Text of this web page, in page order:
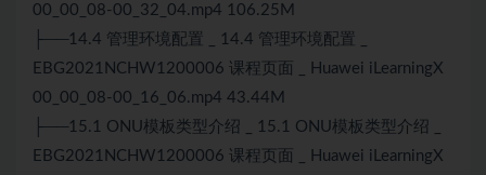
00_00_08-00_32_04.mp4 106.25M
├──14.4 管理环境配置 _ 14.4 管理环境配置 _
EBG2021NCHW1200006 课程页面 _ Huawei iLearningX
00_00_08-00_16_06.mp4 43.44M
├──15.1 ONU模板类型介绍 _ 15.1 ONU模板类型介绍 _
EBG2021NCHW1200006 课程页面 _ Huawei iLearningX